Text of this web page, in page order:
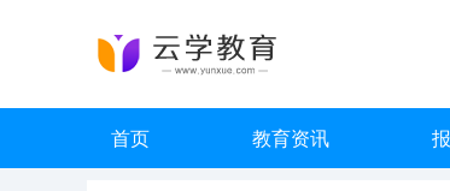
首页 教育资讯